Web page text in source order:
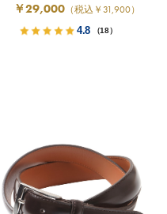
￥29,000（税込￥31,900）
4.8 （18）